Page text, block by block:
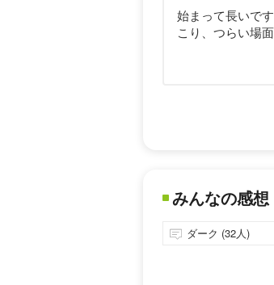
始まって長いで
こり、つらい場
みんなの感想
ダーク (32人)